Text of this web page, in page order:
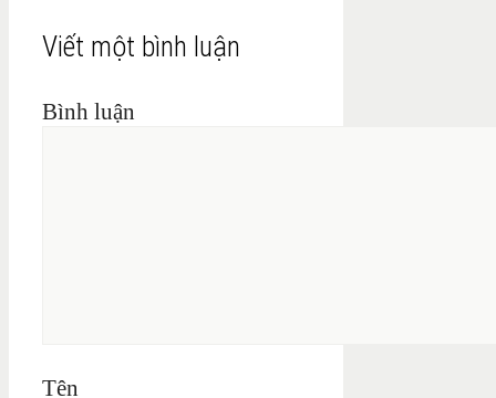
Viết một bình luận
Bình luận
Tên